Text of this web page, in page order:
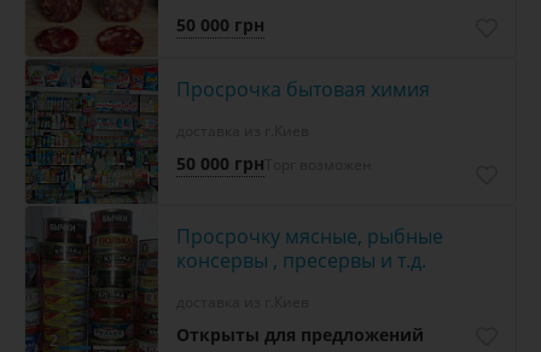
50 000 грн
Просрочка бытовая химия
50 000 грн
2
Просрочку мясные, рыбные
консервы , пресервы и т.д.
Открыты для предложений